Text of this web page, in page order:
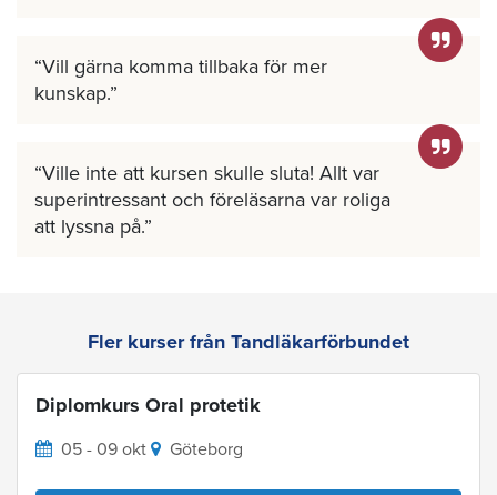
Vill gärna komma tillbaka för mer
kunskap.
Ville inte att kursen skulle sluta! Allt var
superintressant och föreläsarna var roliga
att lyssna på.
Fler kurser från Tandläkarförbundet
Diplomkurs Oral protetik
05 - 09 okt Göteborg